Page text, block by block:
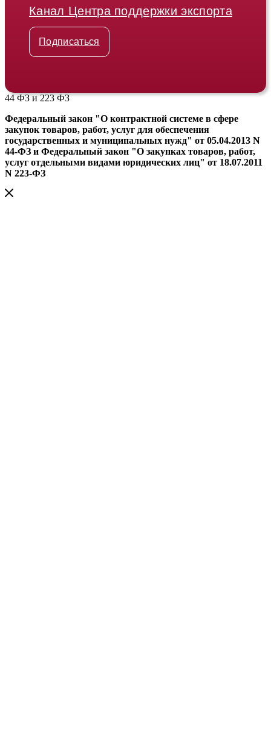
Канал Центра поддержки экспорта
Подписаться
44 ФЗ и 223 ФЗ
Федеральный закон "О контрактной системе в сфере
закупок товаров, работ, услуг для обеспечения
государственных и муниципальных нужд" от 05.04.2013 N
44-ФЗ и Федеральный закон "О закупках товаров, работ,
услуг отдельными видами юридических лиц" от 18.07.2011
N 223-ФЗ